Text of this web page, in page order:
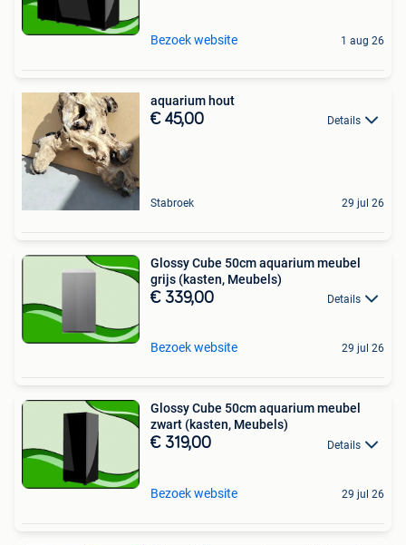
Bezoek website 1 aug 26
aquarium hout
€ 45,00 Details
Stabroek 29 jul 26
Glossy Cube 50cm aquarium meubel
grijs (kasten, Meubels)
€ 339,00 Details
Bezoek website 29 jul 26
Glossy Cube 50cm aquarium meubel
zwart (kasten, Meubels)
€ 319,00 Details
Bezoek website 29 jul 26